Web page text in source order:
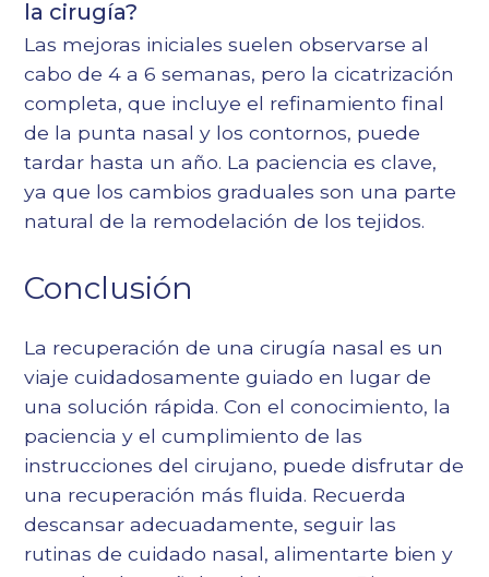
la cirugía?
Las mejoras iniciales suelen observarse al
cabo de 4 a 6 semanas, pero la cicatrización
completa, que incluye el refinamiento final
de la punta nasal y los contornos, puede
tardar hasta un año. La paciencia es clave,
ya que los cambios graduales son una parte
natural de la remodelación de los tejidos.
Conclusión
La recuperación de una cirugía nasal es un
viaje cuidadosamente guiado en lugar de
una solución rápida. Con el conocimiento, la
paciencia y el cumplimiento de las
instrucciones del cirujano, puede disfrutar de
una recuperación más fluida. Recuerda
descansar adecuadamente, seguir las
rutinas de cuidado nasal, alimentarte bien y